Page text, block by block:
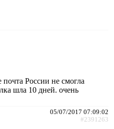
России не смогла
шла 10 дней. очень
05/07/2017 07:09:02
#2391263